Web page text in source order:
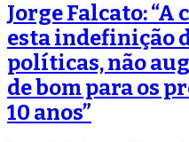
Jorge Falcato:
esta indefinição
políticas, não
de bom para os
10 anos”